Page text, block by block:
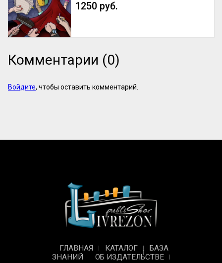
1250 руб.
Комментарии (0)
Войдите, чтобы оставить комментарий.
ГЛАВНАЯ КАТАЛОГ
БАЗА
ЗНАНИЙ
ОБ ИЗДАТЕЛЬСТВЕ